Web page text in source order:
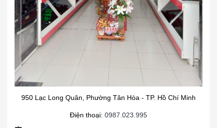
950 Lạc Long Quân, Phường Tân Hòa - TP. Hồ Chí Minh
Điện thoại: 0987.023.995